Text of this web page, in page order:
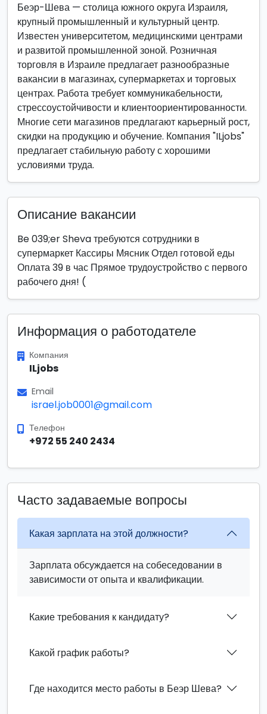
Беэр-Шева — столица южного округа Израиля,
крупный промышленный и культурный центр.
Известен университетом, медицинскими центрами
и развитой промышленной зоной. Розничная
торговля в Израиле предлагает разнообразные
вакансии в магазинах, супермаркетах и торговых
центрах. Работа требует коммуникабельности,
стрессоустойчивости и клиентоориентированности.
Многие сети магазинов предлагают карьерный рост,
скидки на продукцию и обучение. Компания "ILjobs"
предлагает стабильную работу с хорошими
условиями труда.
Описание вакансии
Be 039;er Sheva требуются сотрудники в
супермаркет Кассиры Мясник Отдел готовой еды
Оплата 39 в час Прямое трудоустройство с первого
рабочего дня! (
Информация о работодателе
Компания
ILjobs
Email
israel.job0001@gmail.com
Телефон
+972 55 240 2434
Часто задаваемые вопросы
Какая зарплата на этой должности?
Зарплата обсуждается на собеседовании в
зависимости от опыта и квалификации.
Какие требования к кандидату?
Какой график работы?
Где находится место работы в Беэр Шева?